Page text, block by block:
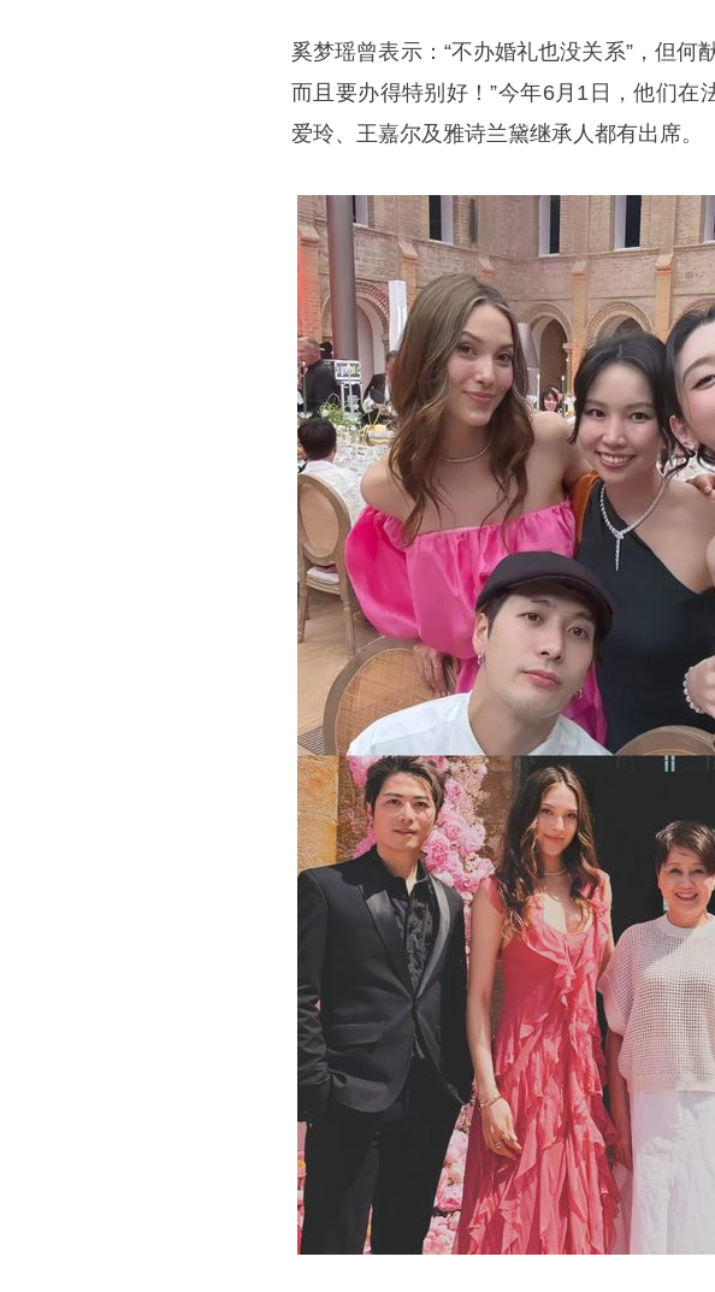
奚梦瑶曾表示：“不办婚礼也没关系”，但何
而且要办得特别好！”今年6月1日，他们
爱玲、王嘉尔及雅诗兰黛继承人都有出席。